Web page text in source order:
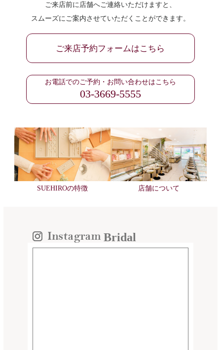
ご来店前に店舗へご連絡いただけますと、
スムーズにご案内させていただくことができます。
ご来店予約フォームはこちら
お電話でのご予約・お問い合わせはこちら
03-3669-5555
SUEHIROの特徴 店舗について
Bridal